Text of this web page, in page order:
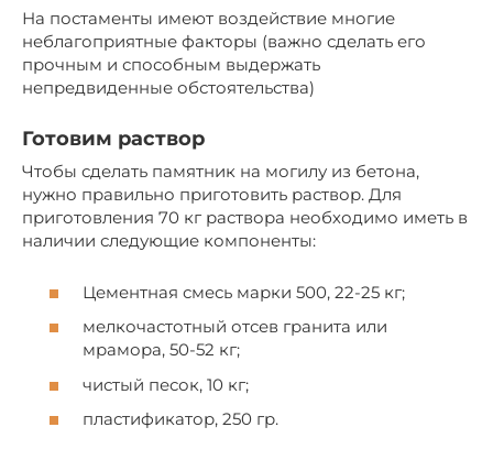
На постаменты имеют воздействие многие
неблагоприятные факторы (важно сделать его
прочным и способным выдержать
непредвиденные обстоятельства)
Готовим раствор
Чтобы сделать памятник на могилу из бетона,
нужно правильно приготовить раствор. Для
приготовления 70 кг раствора необходимо иметь в
наличии следующие компоненты:
Цементная смесь марки 500, 22-25 кг;
мелкочастотный отсев гранита или
мрамора, 50-52 кг;
чистый песок, 10 кг;
пластификатор, 250 гр.